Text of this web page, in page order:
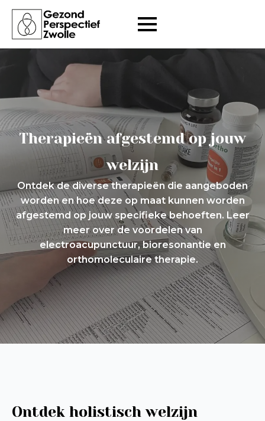
Therapieën afgestemd op jouw
welzijn
Ontdek de diverse therapieën die aangeboden
worden en hoe deze op maat kunnen worden
afgestemd op jouw specifieke behoeften. Leer
meer over de voordelen van
electroacupunctuur, bioresonantie en
orthomoleculaire therapie.
Ontdek holistisch welzijn